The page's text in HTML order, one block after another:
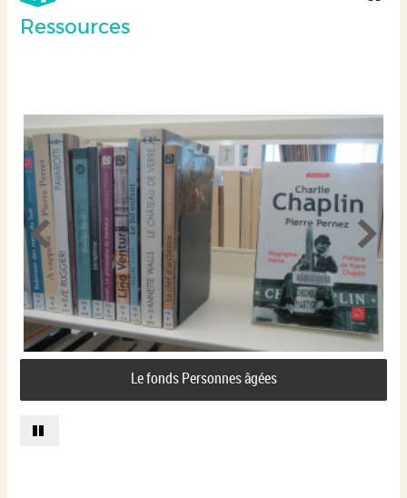
Ressources
Le fonds Personnes âgées